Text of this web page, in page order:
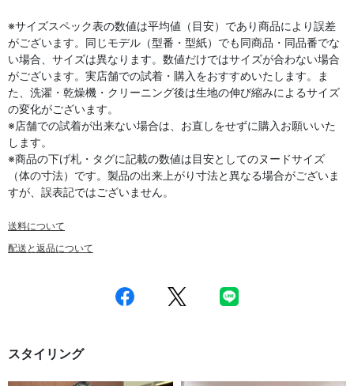
※サイズスペック表の数値は平均値（目安）であり商品により誤差
がございます。同じモデル（型番・型紙）でも同商品・同品番でな
い場合、サイズは異なります。数値だけではサイズが合わない場合
がございます。実店舗での試着・購入をおすすめいたします。ま
た、洗濯・乾燥機・クリーニング後は生地の伸び縮みによるサイズ
の変化がございます。
※店舗での試着が出来ない場合は、お直しをせずに購入お願いいた
します。
※商品の下げ札・タグに記載の数値は目安としてのヌードサイズ
（体の寸法）です。製品の出来上がり寸法と異なる場合がございま
すが、誤表記ではございません。
送料について
配送と返品について
スタイリング